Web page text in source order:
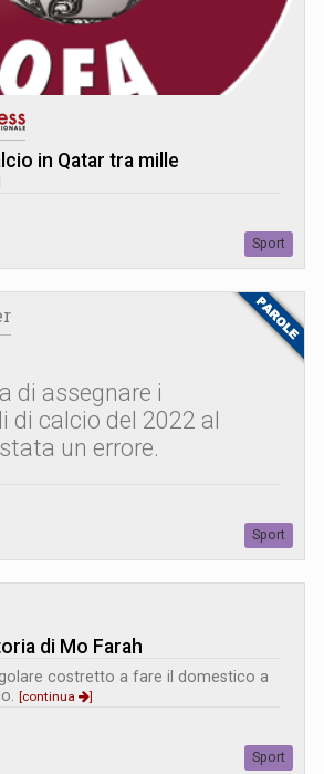
in Qatar tra mille
Sport
di assegnare i
di calcio del 2022 al
un errore.
Sport
di Mo Farah
costretto a fare il domestico a
[continua
]
Sport